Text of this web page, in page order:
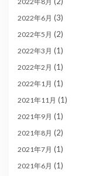
2022年6月 (3)
2022年5月 (2)
2022年3月 (1)
2022年2月 (1)
2022年1月 (1)
2021年11月 (1)
2021年9月 (1)
2021年8月 (2)
2021年7月 (1)
2021年6月 (1)